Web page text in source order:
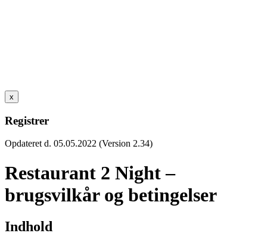
x
Registrer
Opdateret d. 05.05.2022 (Version 2.34)
Restaurant 2 Night –
brugsvilkår og betingelser
Indhold